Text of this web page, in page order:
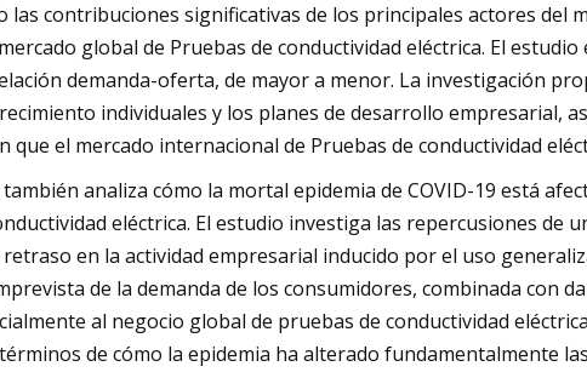
las contribuciones significativas de los principales actores del
global de Pruebas de conductividad eléctrica. El
demanda-oferta, de mayor a menor. La investigación
individuales y los planes de desarrollo empresarial,
que el mercado internacional de Pruebas de conductividad
analiza cómo la mortal epidemia de COVID-19 está
eléctrica. El estudio investiga las repercusiones de
en la actividad empresarial inducido por el uso
de la demanda de los consumidores, combinada con
al negocio global de pruebas de conductividad
de cómo la epidemia ha alterado fundamentalmente